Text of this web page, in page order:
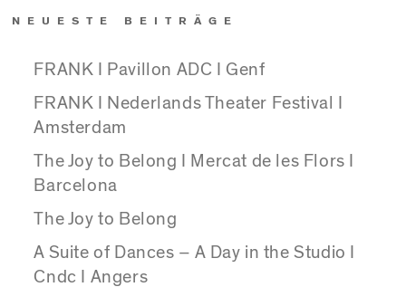
NEUESTE BEITRÄGE
FRANK I Pavillon ADC I Genf
FRANK I Nederlands Theater Festival I
Amsterdam
The Joy to Belong I Mercat de les Flors I
Barcelona
The Joy to Belong
A Suite of Dances – A Day in the Studio I
Cndc I Angers